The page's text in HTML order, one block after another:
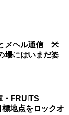
メヘル通信 米
場にはいまだ姿
・FRUITS
地点をロックオ